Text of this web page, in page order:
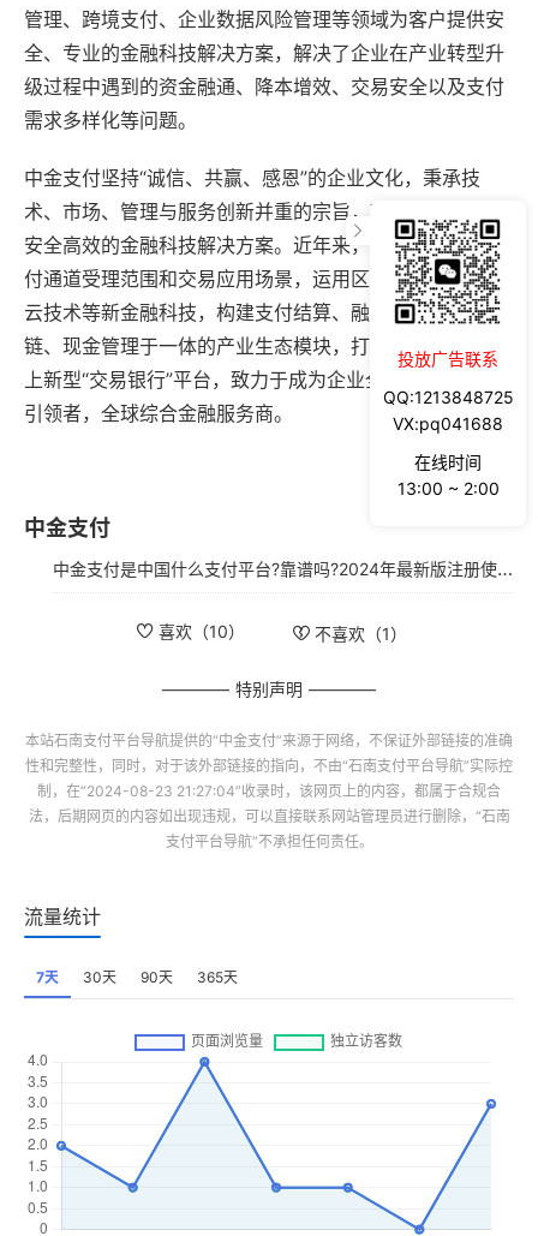
管理、跨境支付、企业数据风险管理等领域为客户提供安
全、专业的金融科技解决方案，解决了企业在产业转型升
级过程中遇到的资金融通、降本增效、交易安全以及支付
需求多样化等问题。
中金支付坚持“诚信、共赢、感恩”的企业文化，秉承技
术、市场、管理与服务创新并重的宗旨，积极为商户营造
安全高效的金融科技解决方案。近年来，公司不断扩展支
付通道受理范围和交易应用场景，运用区块链、大数据、
云技术等新金融科技，构建支付结算、融资、理财、供应
链、现金管理于一体的产业生态模块，打造基于账户的线
上新型“交易银行”平台，致力于成为企业全球线上交易的
引领者，全球综合金融服务商。
中金支付
中金支付是中国什么支付平台?靠谱吗?2024年最新版注册使用指南
喜欢（10） 不喜欢（1）
特别声明
本站石南支付平台导航提供的“中金支付”来源于网络，不保证外部链接的准确
性和完整性，同时，对于该外部链接的指向，不由“石南支付平台导航”实际控
制，在“2024-08-23 21:27:04”收录时，该网页上的内容，都属于合规合
法，后期网页的内容如出现违规，可以直接联系网站管理员进行删除，“石南
支付平台导航”不承担任何责任。
流量统计
7天 30天 90天 365天
投放广告联系
QQ:1213848725
VX:pq041688
在线时间
13:00 ~ 2:00